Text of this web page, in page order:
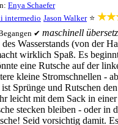
Enya Schaefer
intermedio Jason Walker ⭐
✔ maschinell
Wasserstands (von der
wirklich Spaß. Es
eine Rutsche auf der
kleine Stromschnellen -
Sprünge und Rutschen
leicht mit dem Sack in
stecken bleiben - oder in
Seid vorsichtig damit.